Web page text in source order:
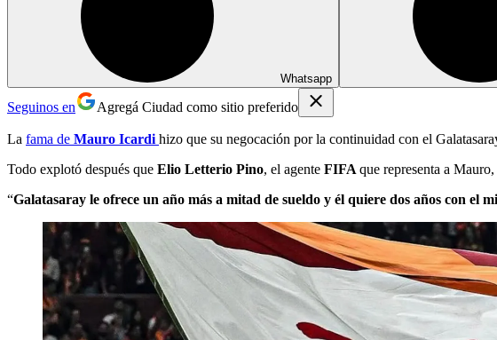
Whatsapp
Seguinos en Agregá Ciudad como sitio preferido
La fama de Mauro Icardi hizo que su negocación por la continuidad con el
Todo explotó después que Elio Letterio Pino, el agente FIFA que representa a
“Galatasaray le ofrece un año más a mitad de sueldo y él quiere dos años con el